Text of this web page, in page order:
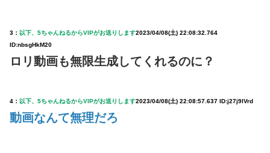
3： 以下、5ちゃんねるからVIPがお送りします2023/04/08(土) 22:08:32.764
ID:nbsgHkM20
ロリ動画も無限生成してくれるのに？
4： 以下、5ちゃんねるからVIPがお送りします2023/04/08(土) 22:08:57.637 ID:j27j9lVrd
動画なんて無理だろ